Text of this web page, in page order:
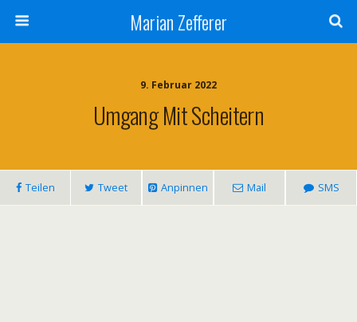
Marian Zefferer
9. Februar 2022
Umgang Mit Scheitern
Teilen Tweet Anpinnen Mail SMS